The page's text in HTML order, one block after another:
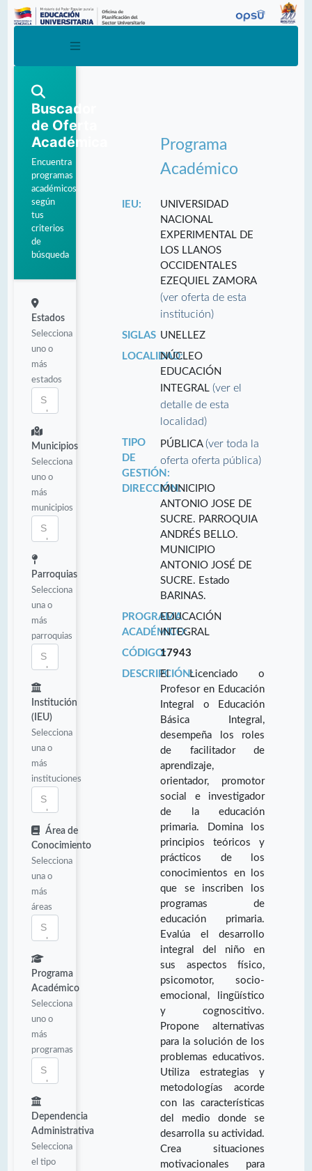
Buscador
de Oferta
Académica
Encuentra
programas
académicos
según
tus
criterios
de
búsqueda
Estados
Selecciona
uno o
más
estados
Municipios
Selecciona
uno o
más
municipios
Parroquias
Selecciona
una o
más
parroquias
Institución
(IEU)
Selecciona
una o
más
instituciones
Área de
Conocimiento
Selecciona
una o
más
áreas
Programa
Académico
Selecciona
uno o
más
programas
Dependencia
Administrativa
Selecciona
el tipo
Programa
Académico
IEU:
UNIVERSIDAD
NACIONAL
EXPERIMENTAL DE
LOS LLANOS
OCCIDENTALES
EZEQUIEL ZAMORA
(ver oferta de esta
institución)
SIGLAS UNELLEZ
LOCALIDAD:NÚCLEO
EDUCACIÓN
INTEGRAL(ver el
detalle de esta
localidad)
TIPO
DE
GESTIÓN:
PÚBLICA(ver toda la
oferta oferta pública)
DIRECCIÓN:MUNICIPIO
ANTONIO JOSE DE
SUCRE. PARROQUIA
ANDRÉS BELLO.
MUNICIPIO
ANTONIO JOSÉ DE
SUCRE. Estado
BARINAS.
PROGRAMA
ACADÉMICO:
EDUCACIÓN
INTEGRAL
CÓDIGO:17943
DESCRIPCIÓN:El Licenciado o
Profesor en Educación
Integral o Educación
Básica Integral,
desempeña los roles
de facilitador de
aprendizaje,
orientador, promotor
social e investigador
de la educación
primaria. Domina los
principios teóricos y
prácticos de los
conocimientos en los
que se inscriben los
programas de
educación primaria.
Evalúa el desarrollo
integral del niño en
sus aspectos físico,
psicomotor, socio-
emocional, lingüístico
y cognoscitivo.
Propone alternativas
para la solución de los
problemas educativos.
Utiliza estrategias y
metodologías acorde
con las características
del medio donde se
desarrolla su actividad.
Crea situaciones
motivacionales para